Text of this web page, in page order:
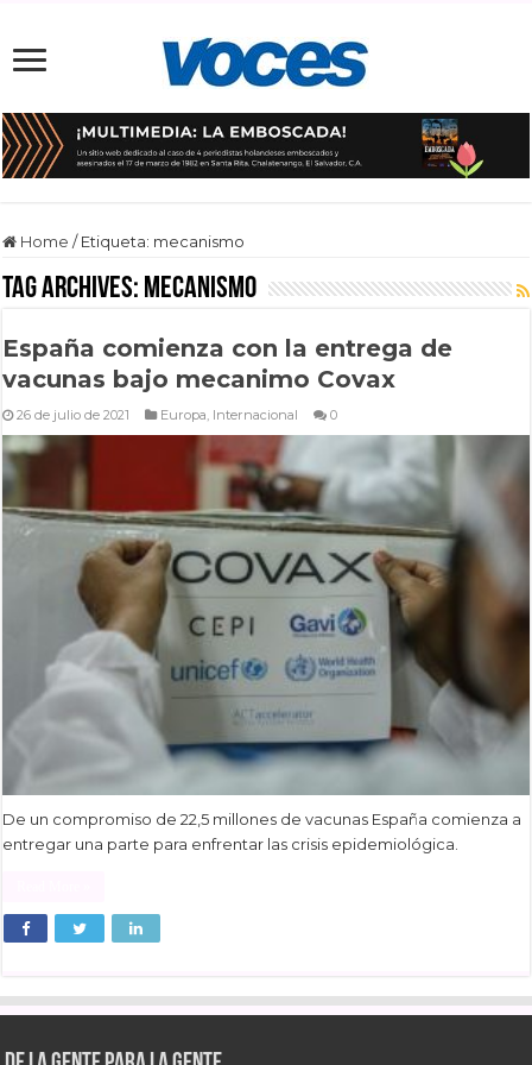
Home / Etiqueta: mecanismo
Tag Archives: mecanismo
España comienza con la entrega de
vacunas bajo mecanimo Covax
26 de julio de 2021 Europa, Internacional 0
De un compromiso de 22,5 millones de vacunas España comienza a
entregar una parte para enfrentar las crisis epidemiológica.